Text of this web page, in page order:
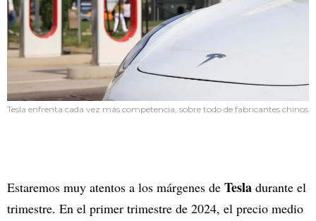
Tesla enfrenta cada vez más competencia, sobre todo de fabricantes chinos
Estaremos muy atentos a los márgenes de Tesla durante el
trimestre. En el primer trimestre de 2024, el precio medio